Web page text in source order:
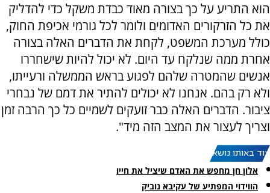
הוא התריע על כך בצורה מאוד כבדת משקל כדי להדליק
את כל הזרקורים האדומים ולומר לכל גורמי אכיפת החוק,
כולל מערכת המשפט, לקחת את הדברים האלה בצורה
אחרת ממה שנלקח עד היום. לא יכול להיות שישחררו
אנשים שהמטרה שלהם לפגוע בראש הממשלה ורעייתו,
ולא רק בהם. אנחנו לא יכולים להתיר את דמם של נבחרי
ציבור. הדברים האלה כבר זועקים לשמיים כל כך הרבה זמן
וצריך לעצור את המצב הזה מיד".
עוד באותו נושא:
אלון חן מחפש את האדם שיציל את חייו
הווידוי המפתיע של עקיבא נוביק